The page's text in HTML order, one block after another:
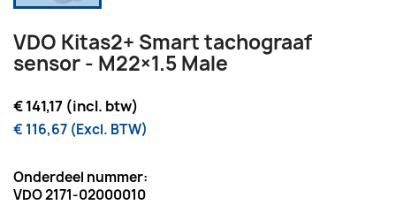
VDO Kitas2+ Smart tachograaf
sensor - M22×1.5 Male
€ 141,17 (incl. btw)
€ 116,67 (Excl. BTW)
Onderdeel nummer:
VDO 2171-02000010